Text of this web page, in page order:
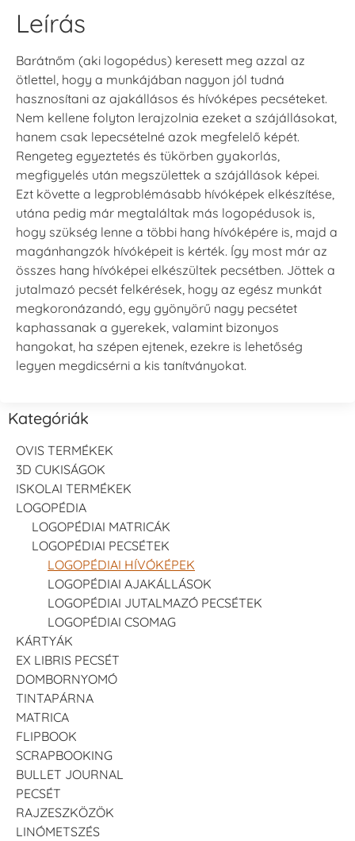
Leírás
Barátnőm (aki logopédus) keresett meg azzal az
ötlettel, hogy a munkájában nagyon jól tudná
hasznosítani az ajakállásos és hívóképes pecséteket.
Nem kellene folyton lerajzolnia ezeket a szájállásokat,
hanem csak lepecsételné azok megfelelő képét.
Rengeteg egyeztetés és tükörben gyakorlás,
megfigyelés után megszülettek a szájállások képei.
Ezt követte a legproblémásabb hívóképek elkészítése,
utána pedig már megtaláltak más logopédusok is,
hogy szükség lenne a többi hang hívóképére is, majd a
magánhangzók hívóképeit is kérték. Így most már az
összes hang hívóképei elkészültek pecsétben. Jöttek a
jutalmazó pecsét felkérések, hogy az egész munkát
megkoronázandó, egy gyönyörű nagy pecsétet
kaphassanak a gyerekek, valamint bizonyos
hangokat, ha szépen ejtenek, ezekre is lehetőség
legyen megdicsérni a kis tanítványokat.
Kategóriák
OVIS TERMÉKEK
3D CUKISÁGOK
ISKOLAI TERMÉKEK
LOGOPÉDIA
LOGOPÉDIAI MATRICÁK
LOGOPÉDIAI PECSÉTEK
LOGOPÉDIAI HÍVÓKÉPEK
LOGOPÉDIAI AJAKÁLLÁSOK
LOGOPÉDIAI JUTALMAZÓ PECSÉTEK
LOGOPÉDIAI CSOMAG
KÁRTYÁK
EX LIBRIS PECSÉT
DOMBORNYOMÓ
TINTAPÁRNA
MATRICA
FLIPBOOK
SCRAPBOOKING
BULLET JOURNAL
PECSÉT
RAJZESZKÖZÖK
LINÓMETSZÉS